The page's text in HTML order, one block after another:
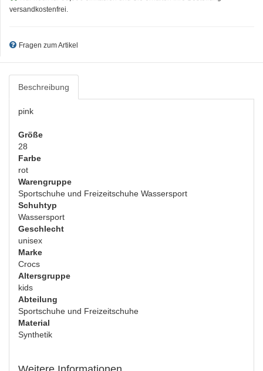
versandkostenfrei.
Fragen zum Artikel
Beschreibung
pink
Größe
28
Farbe
rot
Warengruppe
Sportschuhe und Freizeitschuhe Wassersport
Schuhtyp
Wassersport
Geschlecht
unisex
Marke
Crocs
Altersgruppe
kids
Abteilung
Sportschuhe und Freizeitschuhe
Material
Synthetik